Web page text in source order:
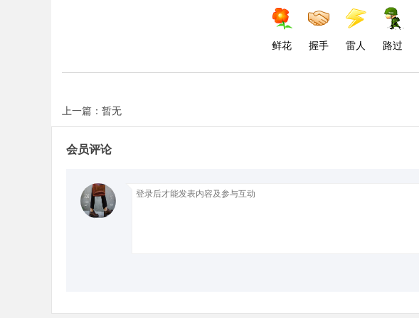
鲜花 握手 雷人 路过
上一篇：暂无
会员评论